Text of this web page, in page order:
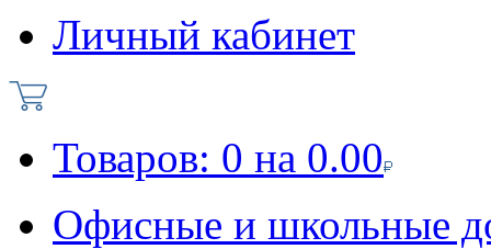
Личный кабинет
Товаров: 0 на 0.00
Офисные и школьные